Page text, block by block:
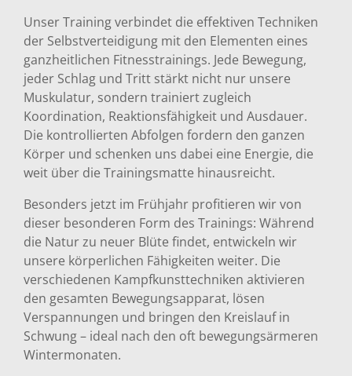
Unser Training verbindet die effektiven Techniken
der Selbstverteidigung mit den Elementen eines
ganzheitlichen Fitnesstrainings. Jede Bewegung,
jeder Schlag und Tritt stärkt nicht nur unsere
Muskulatur, sondern trainiert zugleich
Koordination, Reaktionsfähigkeit und Ausdauer.
Die kontrollierten Abfolgen fordern den ganzen
Körper und schenken uns dabei eine Energie, die
weit über die Trainingsmatte hinausreicht.
Besonders jetzt im Frühjahr profitieren wir von
dieser besonderen Form des Trainings: Während
die Natur zu neuer Blüte findet, entwickeln wir
unsere körperlichen Fähigkeiten weiter. Die
verschiedenen Kampfkunsttechniken aktivieren
den gesamten Bewegungsapparat, lösen
Verspannungen und bringen den Kreislauf in
Schwung – ideal nach den oft bewegungsärmeren
Wintermonaten.